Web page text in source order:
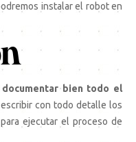
instalar el robot en
documentar bien todo el
con todo detalle los
ejecutar el proceso de